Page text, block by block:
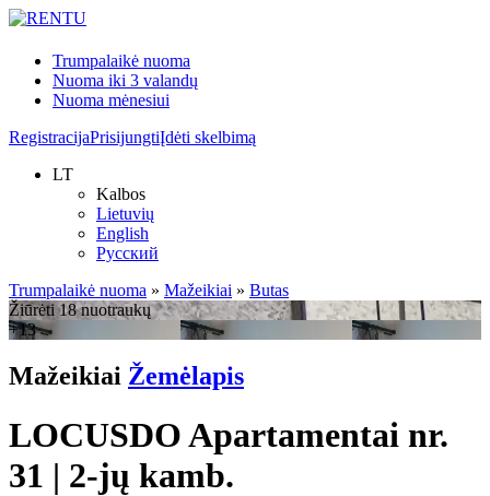
Trumpalaikė nuoma
Nuoma iki 3 valandų
Nuoma mėnesiui
RegistracijaPrisijungtiĮdėti skelbimą
LT
Kalbos
Lietuvių
English
Русский
Trumpalaikė nuoma » Mažeikiai » Butas
Žiūrėti 18 nuotraukų
+13
Mažeikiai Žemėlapis
LOCUSDO Apartamentai nr.
31 | 2-jų kamb.